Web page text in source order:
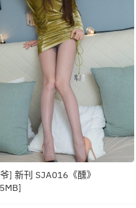
] 新刊 SJA016《醺》